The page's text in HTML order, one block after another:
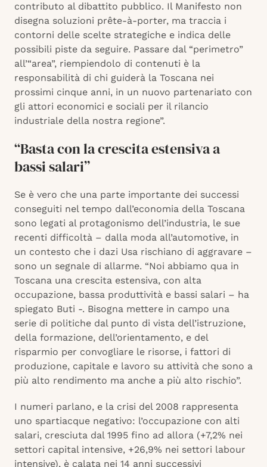
contributo al dibattito pubblico. Il Manifesto non
disegna soluzioni prête-à-porter, ma traccia i
contorni delle scelte strategiche e indica delle
possibili piste da seguire. Passare dal “perimetro”
all’“area”, riempiendolo di contenuti è la
responsabilità di chi guiderà la Toscana nei
prossimi cinque anni, in un nuovo partenariato con
gli attori economici e sociali per il rilancio
industriale della nostra regione”.
“Basta con la crescita estensiva a
bassi salari”
Se è vero che una parte importante dei successi
conseguiti nel tempo dall’economia della Toscana
sono legati al protagonismo dell’industria, le sue
recenti difficoltà – dalla moda all’automotive, in
un contesto che i dazi Usa rischiano di aggravare –
sono un segnale di allarme. “Noi abbiamo qua in
Toscana una crescita estensiva, con alta
occupazione, bassa produttività e bassi salari – ha
spiegato Buti -. Bisogna mettere in campo una
serie di politiche dal punto di vista dell’istruzione,
della formazione, dell’orientamento, e del
risparmio per convogliare le risorse, i fattori di
produzione, capitale e lavoro su attività che sono a
più alto rendimento ma anche a più alto rischio”.
I numeri parlano, e la crisi del 2008 rappresenta
uno spartiacque negativo: l’occupazione con alti
salari, cresciuta dal 1995 fino ad allora (+7,2% nei
settori capital intensive, +26,9% nei settori labour
intensive), è calata nei 14 anni successivi